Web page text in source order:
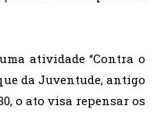
atividade “Contra o
da Juventude, antigo
o ato visa repensar os